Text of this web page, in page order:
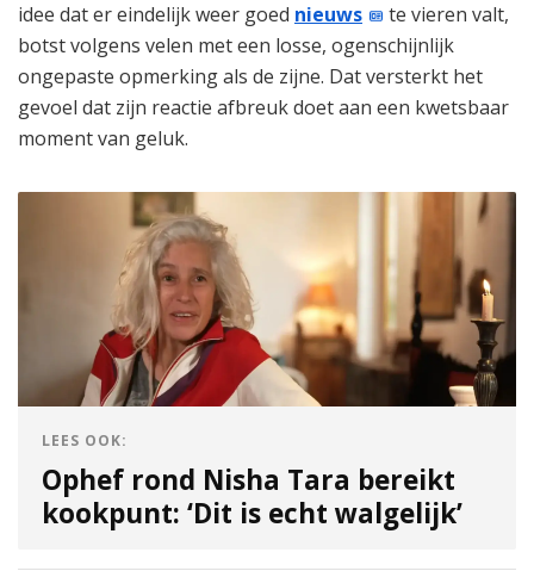
idee dat er eindelijk weer goed nieuws
te vieren valt,
botst volgens velen met een losse, ogenschijnlijk
ongepaste opmerking als de zijne. Dat versterkt het
gevoel dat zijn reactie afbreuk doet aan een kwetsbaar
moment van geluk.
LEES OOK:
Ophef rond Nisha Tara bereikt
kookpunt: ‘Dit is echt walgelijk’